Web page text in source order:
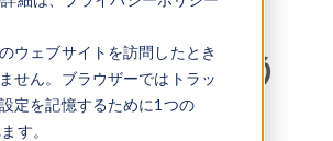
ウェブサイトを訪問したとき
せん。ブラウザーではトラッ
定を記憶するために1つの
す。
次元として扱う